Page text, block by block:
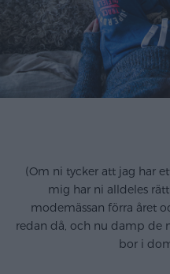
(Om ni tycker att jag har
mig har ni alldeles
modemässan förra året
redan då, och nu damp de
bor i